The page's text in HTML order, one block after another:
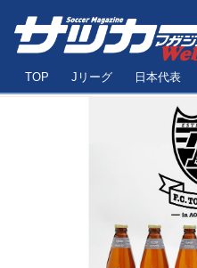
TOP Jリーグ 日本代表